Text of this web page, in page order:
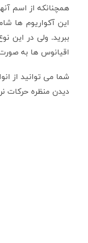
همچنانکه از اسم
اين آکواريوم ها
ببرید. ولی در اين
اقیانوس ها به
شما می توانید از
ديدن منظره حرکات